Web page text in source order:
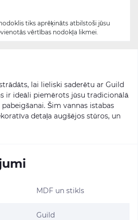
lai lieliski saderētu ar Guild
ir ideāli piemērots jūsu tradicionālā
Šim vannas istabas
detaļa augšējos stūros, un
MDF un stikls
Guild
tiks aprēķināts atbilstoši jūsu
vērtības nodokļa likmei.